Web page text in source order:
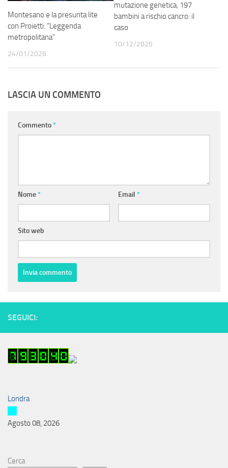
Montesano e la presunta lite
con Proietti: “Leggenda
metropolitana”
24/01/2026
mutazione genetica, 197
bambini a rischio cancro: il
caso
10/12/2025
LASCIA UN COMMENTO
Commento*
Nome* Email *
Sito web
SEGUICI:
Londra
Agosto 08, 2026
Cerca